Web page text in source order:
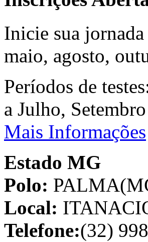
Inicie sua
maio, agosto,
Períodos de
a Julho,
Mais Informações
Estado MG
Polo:
Local:
Telefone:(32)